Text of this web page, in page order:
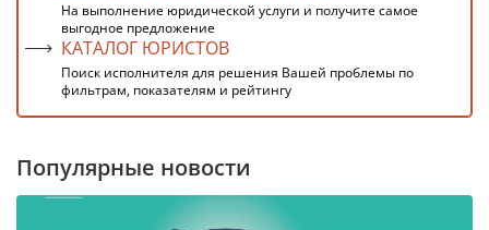
На выполнение юридической услуги и получите самое
выгодное предложение
КАТАЛОГ ЮРИСТОВ
Поиск исполнителя для решения Вашей проблемы по
фильтрам, показателям и рейтингу
Популярные новости